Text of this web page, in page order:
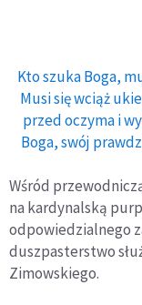
Kto szuka Boga,
Musi się wciąż
przed oczyma i
Boga, swój
Wśród
na kardynalską
odpowiedzialnego
duszpasterstwo
Zimowskiego.